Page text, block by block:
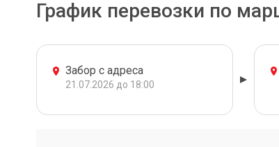
График перевозки по
Забор с адреса
21.07.2026 до 18:00